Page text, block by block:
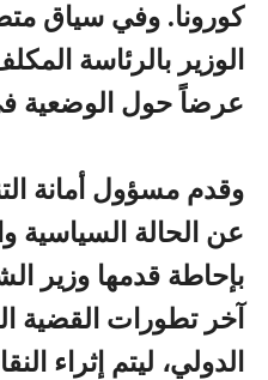
كورونا. وفي سياق
الوزير بالرئاسة
عرضاً حول الوضعية
وقدم مسؤول أمانة
عن الحالة السياسية
بإحاطة قدمها وزير
آخر تطورات القضية
الدولي، ليتم إثراء